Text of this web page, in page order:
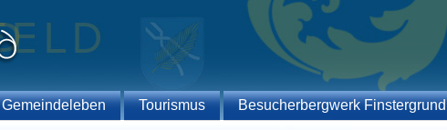
Gemeindeleben Tourismus Besucherbergwerk Finstergrund